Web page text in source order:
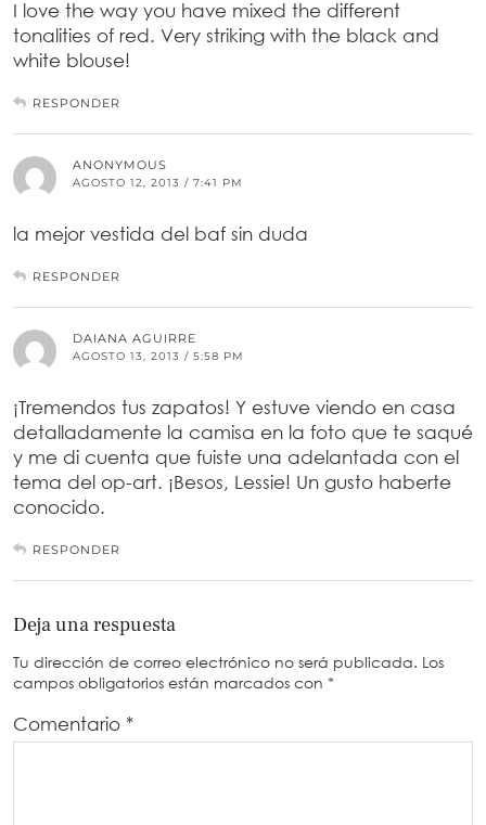
I love the way you have mixed the different
tonalities of red. Very striking with the black and
white blouse!
RESPONDER
ANONYMOUS
AGOSTO 12, 2013 / 7:41 PM
la mejor vestida del baf sin duda
RESPONDER
DAIANA AGUIRRE
AGOSTO 13, 2013 / 5:58 PM
¡Tremendos tus zapatos! Y estuve viendo en casa
detalladamente la camisa en la foto que te saqué
y me di cuenta que fuiste una adelantada con el
tema del op-art. ¡Besos, Lessie! Un gusto haberte
conocido.
RESPONDER
Deja una respuesta
Tu dirección de correo electrónico no será publicada. Los
campos obligatorios están marcados con *
Comentario *